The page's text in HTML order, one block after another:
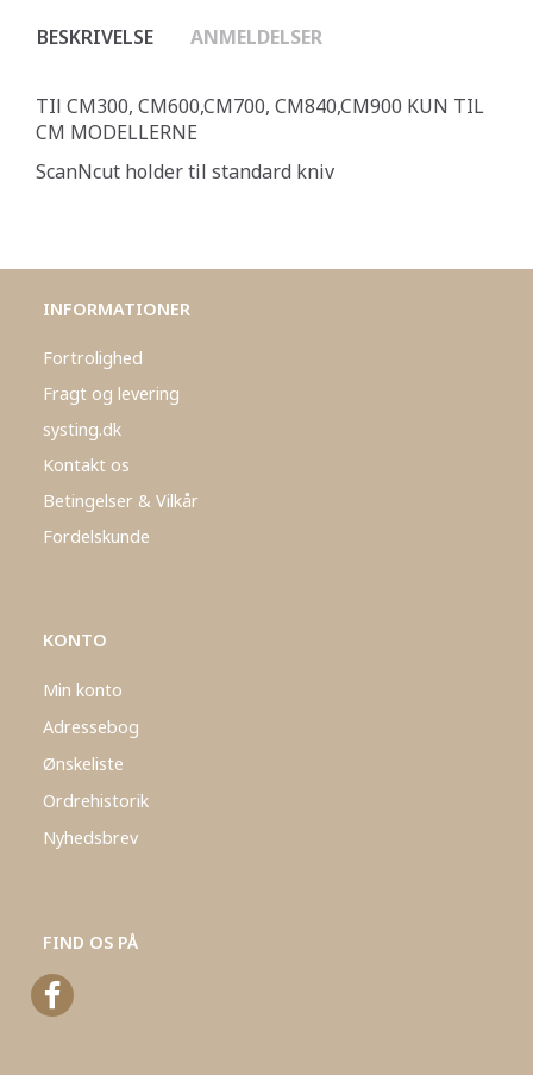
BESKRIVELSE ANMELDELSER
TIl CM300, CM600,CM700, CM840,CM900 KUN TIL
CM MODELLERNE
ScanNcut holder til standard kniv
INFORMATIONER
Fortrolighed
Fragt og levering
systing.dk
Kontakt os
Betingelser & Vilkår
Fordelskunde
KONTO
Min konto
Adressebog
Ønskeliste
Ordrehistorik
Nyhedsbrev
FIND OS PÅ